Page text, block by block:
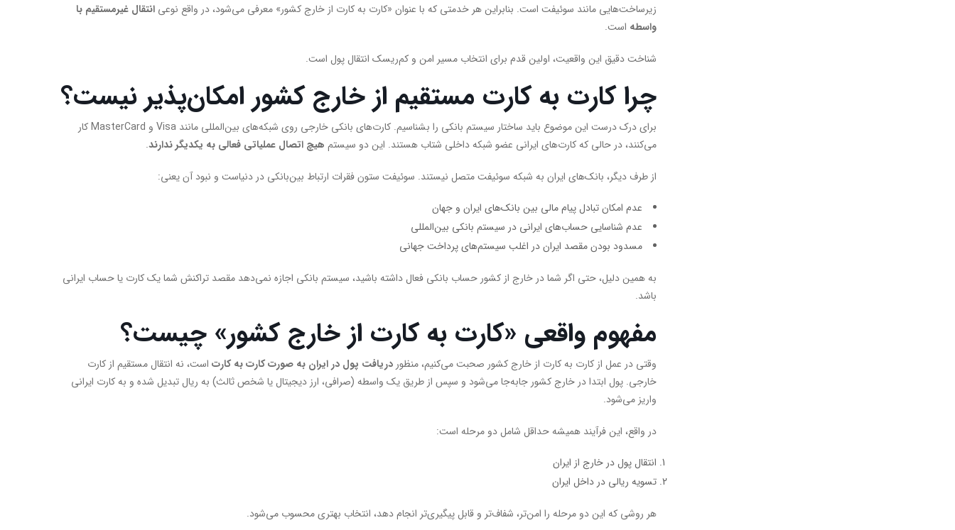
زیرساخت‌هایی مانند سوئیفت است. بنابراین هر خدمتی که با عنوان «کارت به کارت از خارج کشور» معرفی می‌شود، در واقع نوعی انتقال غیرمستقیم با
واسطه است.
شناخت دقیق این واقعیت، اولین قدم برای انتخاب مسیر امن و کم‌ریسک انتقال پول است.
چرا کارت به کارت مستقیم از خارج کشور امکان‌پذیر نیست؟
برای درک درست این موضوع باید ساختار سیستم بانکی را بشناسیم. کارت‌های بانکی خارجی روی شبکه‌های بین‌المللی مانند Visa و MasterCard کار
می‌کنند، در حالی که کارت‌های ایرانی عضو شبکه داخلی شتاب هستند. این دو سیستم هیچ اتصال عملیاتی فعالی به یکدیگر ندارند.
از طرف دیگر، بانک‌های ایران به شبکه سوئیفت متصل نیستند. سوئیفت ستون فقرات ارتباط بین‌بانکی در دنیاست و نبود آن یعنی:
عدم امکان تبادل پیام مالی بین بانک‌های ایران و جهان
عدم شناسایی حساب‌های ایرانی در سیستم بانکی بین‌المللی
مسدود بودن مقصد ایران در اغلب سیستم‌های پرداخت جهانی
به همین دلیل، حتی اگر شما در خارج از کشور حساب بانکی فعال داشته باشید، سیستم بانکی اجازه نمی‌دهد مقصد تراکنش شما یک کارت یا حساب ایرانی
باشد.
مفهوم واقعی «کارت به کارت از خارج کشور» چیست؟
وقتی در عمل از کارت به کارت از خارج کشور صحبت می‌کنیم، منظور دریافت پول در ایران به صورت کارت به کارت است، نه انتقال مستقیم از کارت
خارجی. پول ابتدا در خارج کشور جابه‌جا می‌شود و سپس از طریق یک واسطه (صرافی، ارز دیجیتال یا شخص ثالث) به ریال تبدیل شده و به کارت ایرانی
واریز می‌شود.
در واقع، این فرآیند همیشه حداقل شامل دو مرحله است:
انتقال پول در خارج از ایران
تسویه ریالی در داخل ایران
هر روشی که این دو مرحله را امن‌تر، شفاف‌تر و قابل پیگیری‌تر انجام دهد، انتخاب بهتری محسوب می‌شود.